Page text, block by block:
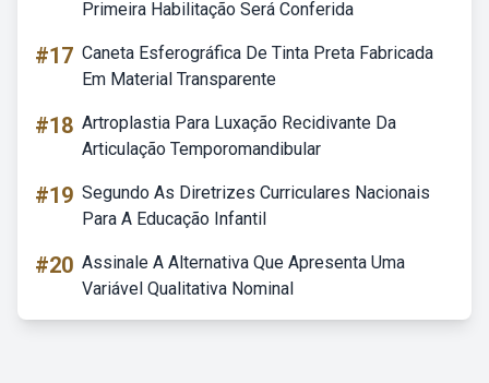
Primeira Habilitação Será Conferida
#17 Caneta Esferográfica De Tinta Preta Fabricada
Em Material Transparente
#18 Artroplastia Para Luxação Recidivante Da
Articulação Temporomandibular
#19 Segundo As Diretrizes Curriculares Nacionais
Para A Educação Infantil
#20 Assinale A Alternativa Que Apresenta Uma
Variável Qualitativa Nominal